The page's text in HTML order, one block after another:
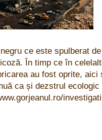
ce este spulberat
În timp ce în
au fost oprite,
ca și dezstrul